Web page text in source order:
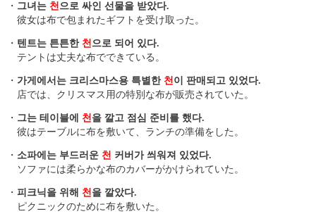
・ 그녀는 천으로 싸인 선물을 받았다.
彼女は布で包まれたギフトを受け取った。
・ 텐트는 튼튼한 천으로 되어 있다.
テントは丈夫な布でできている。
・ 가게에서는 크리스마스용 특별한 천이 판매되고 있었다.
店では、クリスマス用の特別な布が販売されていた。
・ 그는 테이블에 천을 깔고 점심 준비를 했다.
彼はテーブルに布を敷いて、ランチの準備をした。
・ 소파에는 부드러운 천 커버가 씌워져 있었다.
ソファには柔らかな布のカバーがかけられていた。
・ 피크닉을 위해 천을 깔았다.
ピクニックのために布を敷いた。